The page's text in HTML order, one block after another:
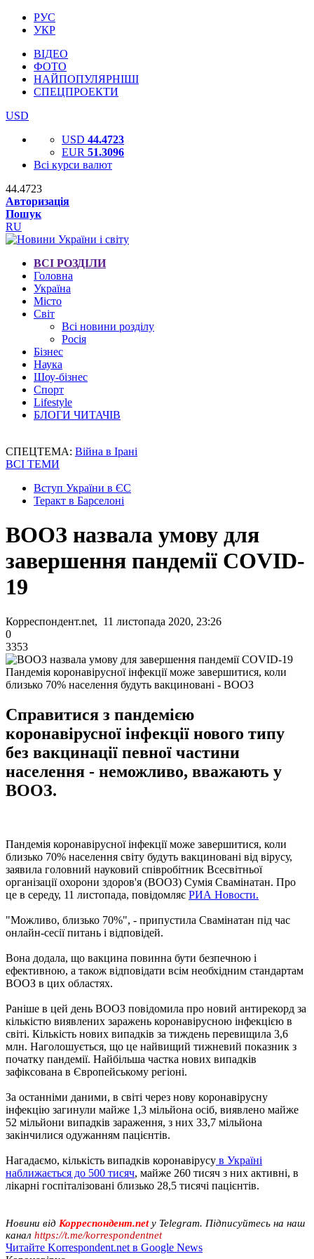
РУС
УКР
ВІДЕО
ФОТО
НАЙПОПУЛЯРНІШІ
СПЕЦПРОЕКТИ
USD
USD 44.4723
EUR 51.3096
Всі курси валют
44.4723
Авторизація
Пошук
RU
ВСІ РОЗДІЛИ
Головна
Україна
Місто
Світ
Всі новини розділу
Росія
Бізнес
Наука
Шоу-бізнес
Спорт
Lifestyle
БЛОГИ ЧИТАЧІВ
СПЕЦТЕМА: Війна в Ірані
ВСІ ТЕМИ
Вступ України в ЄС
Теракт в Барселоні
ВООЗ назвала умову для
завершення пандемії COVID-
19
Корреспондент.net, 11 листопада 2020, 23:26
0
3353
Пандемія коронавірусної інфекції може завершитися, коли
близько 70% населення будуть вакциновані - ВООЗ
Справитися з пандемією
коронавірусної інфекції нового типу
без вакцинації певної частини
населення - неможливо, вважають у
ВООЗ.
Пандемія коронавірусної інфекції може завершитися, коли
близько 70% населення світу будуть вакциновані від вірусу,
заявила головний науковий співробітник Всесвітньої
організації охорони здоров'я (ВООЗ) Сумія Свамінатан. Про
це в середу, 11 листопада, повідомляє РИА Новости.
"Можливо, близько 70%", - припустила Свамінатан під час
онлайн-сесії питань і відповідей.
Вона додала, що вакцина повинна бути безпечною і
ефективною, а також відповідати всім необхідним стандартам
ВООЗ в цих областях.
Раніше в цей день ВООЗ повідомила про новий антирекорд за
кількістю виявлених заражень коронавірусною інфекцією в
світі. Кількість нових випадків за тиждень перевищила 3,6
млн. Наголошується, що це найвищий тижневий показник з
початку пандемії. Найбільша частка нових випадків
зафіксована в Європейському регіоні.
За останніми даними, в світі через нову коронавірусну
інфекцію загинули майже 1,3 мільйона осіб, виявлено майже
52 мільйони випадків зараження, з них 33,7 мільйона
закінчилися одужанням пацієнтів.
Нагадаємо, кількість випадків коронавірусу в Україні
наближається до 500 тисяч, майже 260 тисяч з них активні, в
лікарні госпіталізовані близько 28,5 тисячі пацієнтів.
Новини від Корреспондент.netу Telegram. Підписуйтесь на наш
канал https://t.me/korrespondentnet
Читайте Korrespondent.net в Google News